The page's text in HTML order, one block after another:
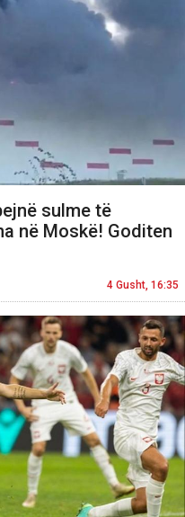
sulme të
në Moskë! Goditen
4 Gusht, 16:35